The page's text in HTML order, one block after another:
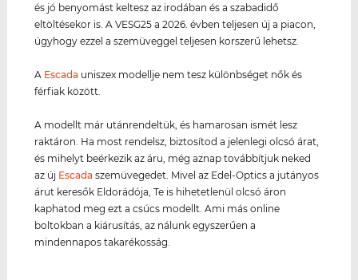
és jó benyomást keltesz az irodában és a szabadidő
eltöltésekor is. A VESG25 a 2026. évben teljesen új a piacon,
úgyhogy ezzel a szemüveggel teljesen korszerű lehetsz.
A Escada uniszex modellje nem tesz különbséget nők és
férfiak között.
A modellt már utánrendeltük, és hamarosan ismét lesz
raktáron. Ha most rendelsz, biztosítod a jelenlegi olcsó árat,
és mihelyt beérkezik az áru, még aznap továbbítjuk neked
az új Escada szemüvegedet. Mivel az Edel-Optics a jutányos
árut keresők Eldorádója, Te is hihetetlenül olcsó áron
kaphatod meg ezt a csúcs modellt. Ami más online
boltokban a kiárusítás, az nálunk egyszerűen a
mindennapos takarékosság.